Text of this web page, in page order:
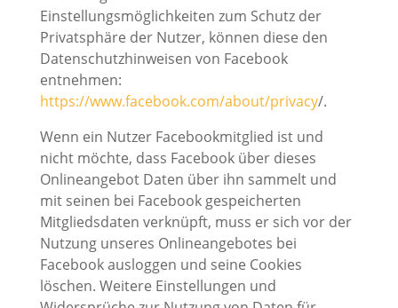
Einstellungsmöglichkeiten zum Schutz der
Privatsphäre der Nutzer, können diese den
Datenschutzhinweisen von Facebook
entnehmen:
https://www.facebook.com/about/privacy/.
Wenn ein Nutzer Facebookmitglied ist und
nicht möchte, dass Facebook über dieses
Onlineangebot Daten über ihn sammelt und
mit seinen bei Facebook gespeicherten
Mitgliedsdaten verknüpft, muss er sich vor der
Nutzung unseres Onlineangebotes bei
Facebook ausloggen und seine Cookies
löschen. Weitere Einstellungen und